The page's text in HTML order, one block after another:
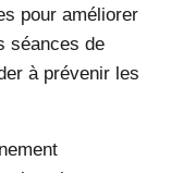
pour améliorer
séances de
à prévenir les